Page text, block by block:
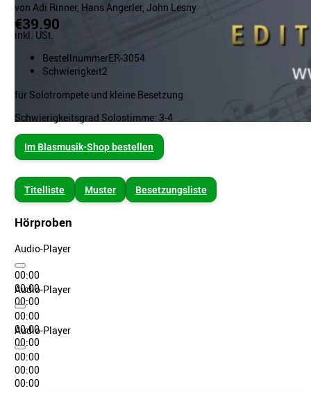
von Adi Rinner, Hans Angerler, John Lesny
€39.90
inkl. USt.
BestellnummerER-3054
Schwierigkeit2
für Solotrompete und kleine Besetzung
Schwierigkeitsgrad Solostimme: 3-4
Im Blasmusik-Shop bestellen
Titelliste Muster Besetzungsliste
Hörproben
Audio-Player
00:00
00:00
00:00
Audio-Player
00:00
00:00
00:00
Audio-Player
00:00
00:00
00:00